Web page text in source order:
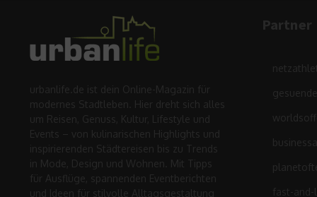
urbanlife.de ist dein Online-Magazin für
modernes Stadtleben. Hier dreht sich alles
um Reisen, Genuss, Kultur, Lifestyle und
Events – von kulinarischen Highlights und
inspirierenden Städtereisen bis zu Trends
in Mode, Design und Wohnen. Mit Tipps
für Ausflüge, spannenden Eventberichten
und Ideen für stilvolle Alltagsgestaltung
Partner
fast-